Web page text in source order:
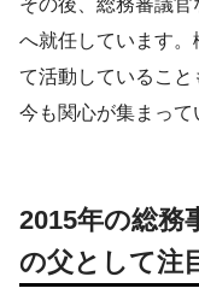
その後、総務審議
へ就任しています
て活動しているこ
今も関心が集まって
2015年の総務
の父として注